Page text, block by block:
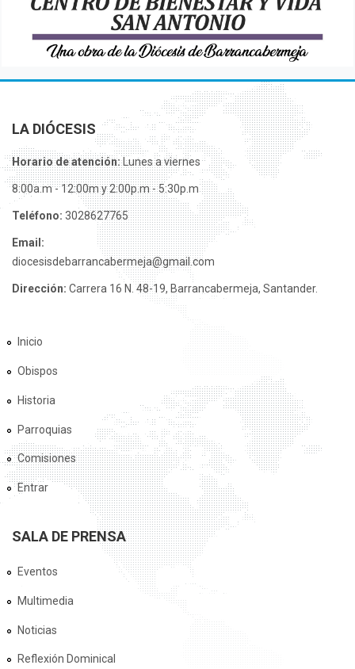
LA DIÓCESIS
Horario de atención:Lunes a viernes
8:00a.m - 12:00m y 2:00p.m - 5:30p.m
Teléfono: 3028627765
Email:
diocesisdebarrancabermeja@gmail.com
Dirección: Carrera 16 N. 48-19, Barrancabermeja, Santander.
Inicio
Obispos
Historia
Parroquias
Comisiones
Entrar
SALA DE PRENSA
Eventos
Multimedia
Noticias
Reflexión Dominical